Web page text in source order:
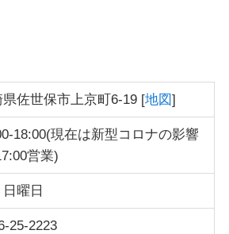
県佐世保市上京町6-19 [地図]
18:00(現在は新型コロナの影響
営業)
曜日
25-2223